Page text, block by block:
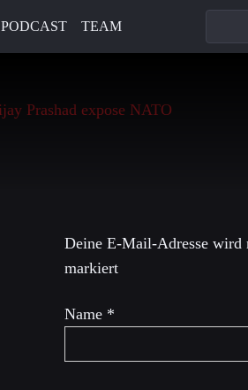
PODCAST TEAM
Deine E-Mail-Adresse
markiert
Name *